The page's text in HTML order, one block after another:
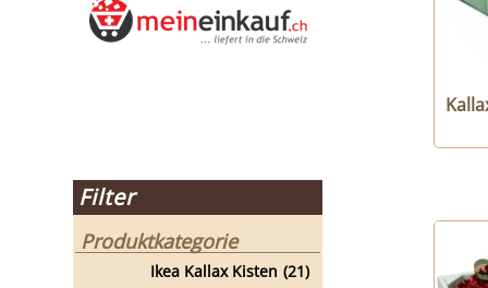
Filter
Produktkategorie
Ikea Kallax Kisten (21)